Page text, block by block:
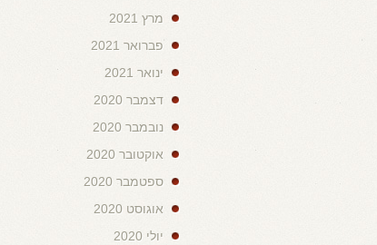
מרץ 2021
פברואר 2021
ינואר 2021
דצמבר 2020
נובמבר 2020
אוקטובר 2020
ספטמבר 2020
אוגוסט 2020
יולי 2020